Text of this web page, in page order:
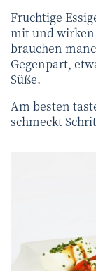
Fruchtige
mit und
brauchen
Gegenpart,
Süße.
Am besten
schmeckt